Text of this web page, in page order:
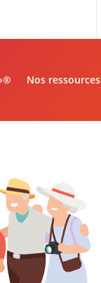
Nos ressources